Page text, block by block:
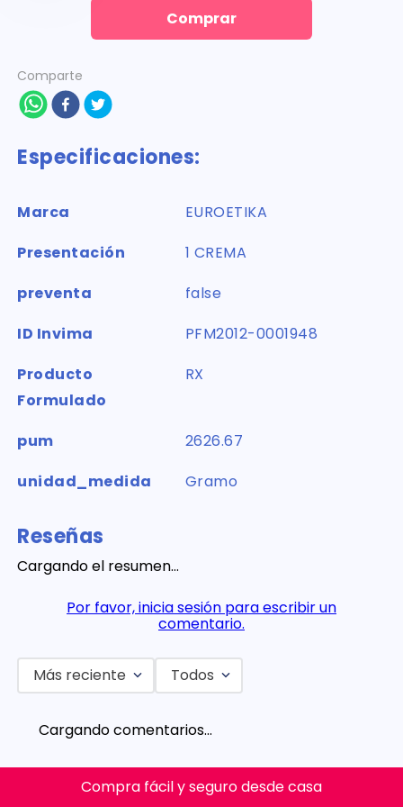
Comprar
Comparte
Especificaciones:
Marca
EUROETIKA
Presentación
1 CREMA
preventa
false
ID Invima
PFM2012-0001948
Producto
Formulado
RX
pum
2626.67
unidad_medida
Gramo
Reseñas
Cargando el resumen…
Por favor, inicia sesión para escribir un
comentario.
Más reciente Todos
Cargando comentarios…
Compra fácil y seguro desde casa